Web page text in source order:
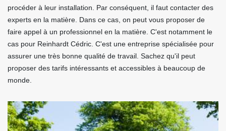
procéder à leur installation. Par conséquent, il faut contacter des
experts en la matière. Dans ce cas, on peut vous proposer de
faire appel à un professionnel en la matière. C'est notamment le
cas pour Reinhardt Cédric. C'est une entreprise spécialisée pour
assurer une très bonne qualité de travail. Sachez qu'il peut
proposer des tarifs intéressants et accessibles à beaucoup de
monde.